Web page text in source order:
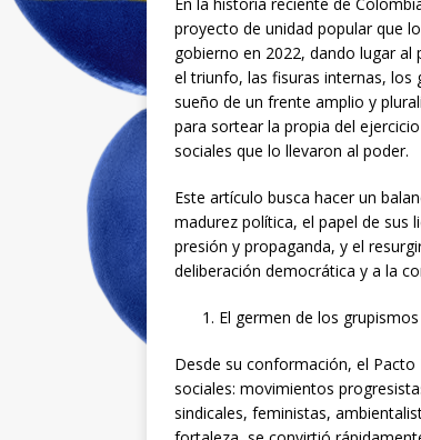
proyecto de unidad popular que
gobierno en 2022, dando lugar
el triunfo, las fisuras internas, los
sueño de un frente amplio y
para sortear la propia del
sociales que lo llevaron al poder.
Este artículo busca hacer un
madurez política, el papel de sus
presión y propaganda, y el
deliberación democrática y a la
El germen de los grupismos
Desde su conformación, el
sociales: movimientos
sindicales, feministas,